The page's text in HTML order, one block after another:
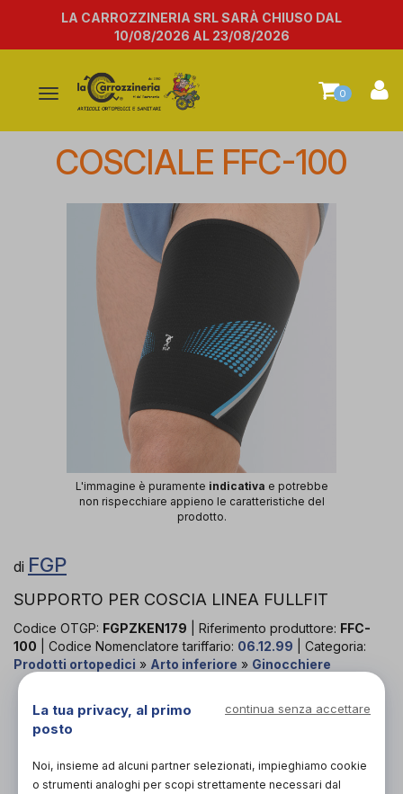
LA CARROZZINERIA SRL SARÀ CHIUSO DAL
10/08/2026 AL 23/08/2026
Attiva/disattiva
navigazione
0
COSCIALE FFC-100
L'immagine è puramente indicativa e potrebbe
non rispecchiare appieno le caratteristiche del
prodotto.
di FGP
SUPPORTO PER COSCIA LINEA FULLFIT
Codice OTGP: FGPZKEN179 | Riferimento produttore: FFC-
100 | Codice Nomenclatore tariffario: 06.12.99
| Categoria:
Prodotti ortopedici » Arto inferiore » Ginocchiere
PROVA E ACQUISTA IN NEGOZIO
DA
PROVA E NOLEGGIA IN NEGOZIO
NON DISPONIBILE
La tua privacy, al primo
posto
continua senza accettare
Noi, insieme ad alcuni partner selezionati, impieghiamo cookie
o strumenti analoghi per scopi strettamente necessari dal